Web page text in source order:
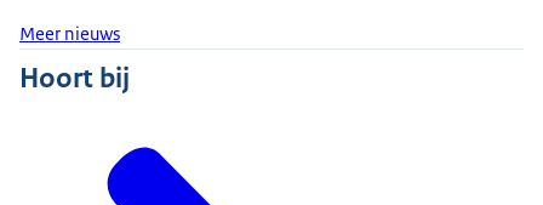
Meer nieuws
Hoort bij